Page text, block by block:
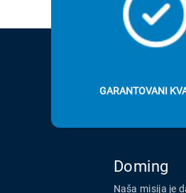
GARANTOVANI
Doming
Naša misija je